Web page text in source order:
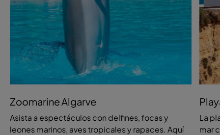
Zoomarine Algarve
Asista a espectáculos con delfines, focas y
leones marinos, aves tropicales y rapaces. Aquí
La
mar